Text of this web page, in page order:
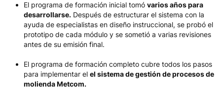
El programa de formación inicial tomó varios años para
desarrollarse. Después de estructurar el sistema con la
ayuda de especialistas en diseño instruccional, se probó el
prototipo de cada módulo y se sometió a varias revisiones
antes de su emisión final.
El programa de formación completo cubre todos los pasos
para implementar el el sistema de gestión de procesos de
molienda Metcom.